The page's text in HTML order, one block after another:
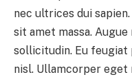
nec ultrices dui
sit amet massa.
sollicitudin. Eu feugiat
nisl. Ullamcorper eget